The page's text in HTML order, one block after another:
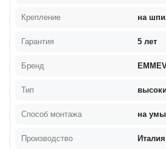
Крепление на
Гарантия 5 лет
Бренд
Тип
Способ монтажа на
Производство Италия